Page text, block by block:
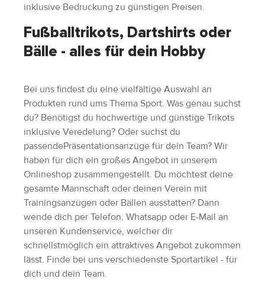
inklusive Bedruckung zu günstigen Preisen.
Fußballtrikots, Dartshirts oder
Bälle - alles für dein Hobby
Bei uns findest du eine vielfältige Auswahl an
Produkten rund ums Thema Sport. Was genau suchst
du? Benötigst du hochwertige und günstige Trikots
inklusive Veredelung? Oder suchst du
passendePräsentationsanzüge für dein Team? Wir
haben für dich ein großes Angebot in unserem
Onlineshop zusammengestellt. Du möchtest deine
gesamte Mannschaft oder deinen Verein mit
Trainingsanzügen oder Bällen ausstatten? Dann
wende dich per Telefon, Whatsapp oder E-Mail an
unseren Kundenservice, welcher dir
schnellstmöglich ein attraktives Angebot zukommen
lässt. Finde bei uns verschiedenste Sportartikel - für
dich und dein Team.